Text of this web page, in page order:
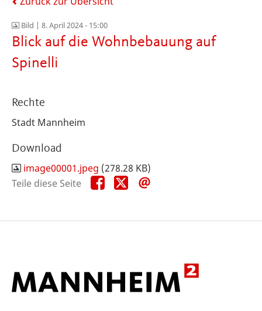
Bild | 8. April 2024 - 15:00
Blick auf die Wohnbebauung auf
Spinelli
Rechte
Stadt Mannheim
Download
image00001.jpeg (278.28 KB)
Teile diese Seite
Teile
diese
Teile
diese